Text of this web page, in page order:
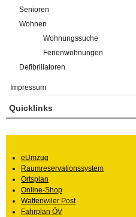
Senioren
Wohnen
Wohnungssuche
Ferienwohnungen
Defibrillatoren
Impressum
Quicklinks
eUmzug
Raumreservationssystem
Ortsplan
Online-Shop
Wattenwiler Post
Fahrplan ÖV